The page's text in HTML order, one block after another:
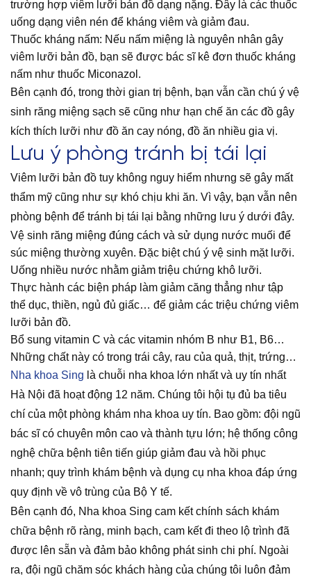
trường hợp viêm lưỡi bản đồ dạng nặng. Đây là các thuốc
uống dạng viên nén để kháng viêm và giảm đau.
Thuốc kháng nấm: Nếu nấm miệng là nguyên nhân gây
viêm lưỡi bản đồ, bạn sẽ được bác sĩ kê đơn thuốc kháng
nấm như thuốc Miconazol.
Bên cạnh đó, trong thời gian trị bệnh, bạn vẫn cần chú ý vệ
sinh răng miệng sạch sẽ cũng như hạn chế ăn các đồ gây
kích thích lưỡi như đồ ăn cay nóng, đồ ăn nhiều gia vị.
Lưu ý phòng tránh bị tái lại
Viêm lưỡi bản đồ tuy không nguy hiểm nhưng sẽ gây mất
thẩm mỹ cũng như sự khó chịu khi ăn. Vì vậy, bạn vẫn nên
phòng bệnh để tránh bị tái lại bằng những lưu ý dưới đây.
Vệ sinh răng miệng đúng cách và sử dụng nước muối để
súc miệng thường xuyên. Đặc biệt chú ý vệ sinh mặt lưỡi.
Uống nhiều nước nhằm giảm triệu chứng khô lưỡi.
Thực hành các biện pháp làm giảm căng thẳng như tập
thể dục, thiền, ngủ đủ giấc… để giảm các triệu chứng viêm
lưỡi bản đồ.
Bổ sung vitamin C và các vitamin nhóm B như B1, B6…
Những chất này có trong trái cây, rau của quả, thịt, trứng…
Nha khoa Sing là chuỗi nha khoa lớn nhất và uy tín nhất
Hà Nội đã hoạt động 12 năm. Chúng tôi hội tụ đủ ba tiêu
chí của một phòng khám nha khoa uy tín. Bao gồm: đội ngũ
bác sĩ có chuyên môn cao và thành tựu lớn; hệ thống công
nghệ chữa bệnh tiên tiến giúp giảm đau và hồi phục
nhanh; quy trình khám bệnh và dụng cụ nha khoa đáp ứng
quy định về vô trùng của Bộ Y tế.
Bên cạnh đó, Nha khoa Sing cam kết chính sách khám
chữa bệnh rõ ràng, minh bạch, cam kết đi theo lộ trình đã
được lên sẵn và đảm bảo không phát sinh chi phí. Ngoài
ra, đội ngũ chăm sóc khách hàng của chúng tôi luôn đảm